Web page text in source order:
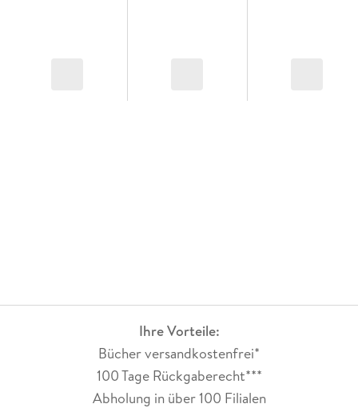
Ihre Vorteile:
Bücher versandkostenfrei*
100 Tage Rückgaberecht***
Abholung in über 100 Filialen